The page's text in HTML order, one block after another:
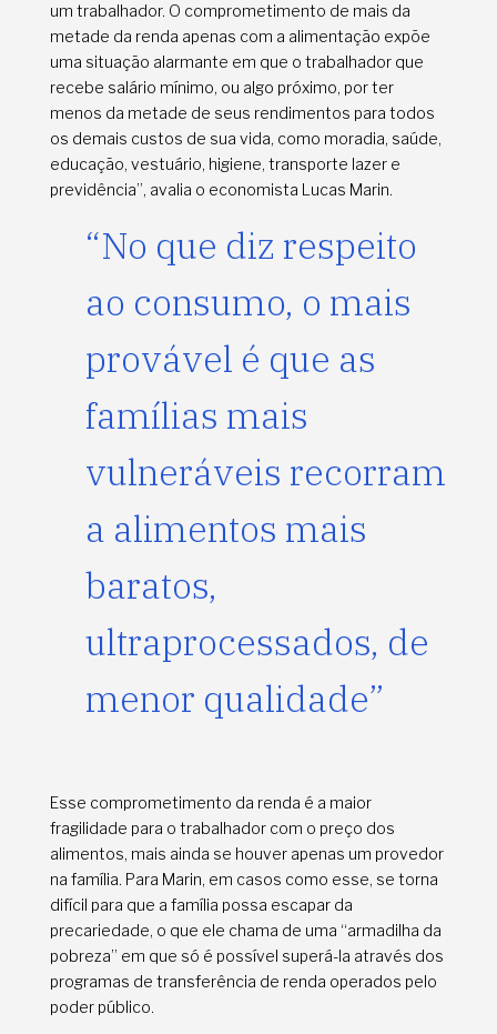
um trabalhador. O comprometimento de mais da
metade da renda apenas com a alimentação expõe
uma situação alarmante em que o trabalhador que
recebe salário mínimo, ou algo próximo, por ter
menos da metade de seus rendimentos para todos
os demais custos de sua vida, como moradia, saúde,
educação, vestuário, higiene, transporte lazer e
previdência”, avalia o economista Lucas Marin.
“No que diz respeito
ao consumo, o mais
provável é que as
famílias mais
vulneráveis recorram
a alimentos mais
baratos,
ultraprocessados, de
menor qualidade”
Esse comprometimento da renda é a maior
fragilidade para o trabalhador com o preço dos
alimentos, mais ainda se houver apenas um provedor
na família. Para Marin, em casos como esse, se torna
difícil para que a família possa escapar da
precariedade, o que ele chama de uma “armadilha da
pobreza” em que só é possível superá-la através dos
programas de transferência de renda operados pelo
poder público.